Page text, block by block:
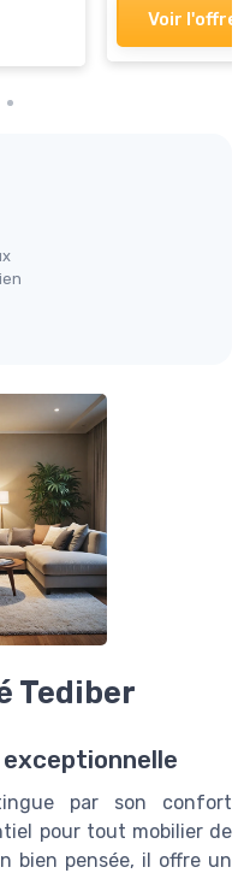
Voir l'offre
Tediber
par son confort
pour tout mobilier de
bien pensée, il offre un